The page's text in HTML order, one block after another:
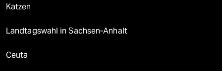
Katzen
Landtagswahl in Sachsen-Anhalt
Ceuta